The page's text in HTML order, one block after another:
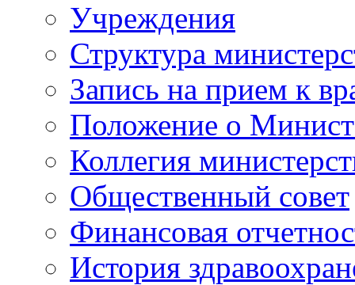
Учреждения
Структура
Запись на прием к
Положение о
Коллегия
Общественный совет
Финансовая
История